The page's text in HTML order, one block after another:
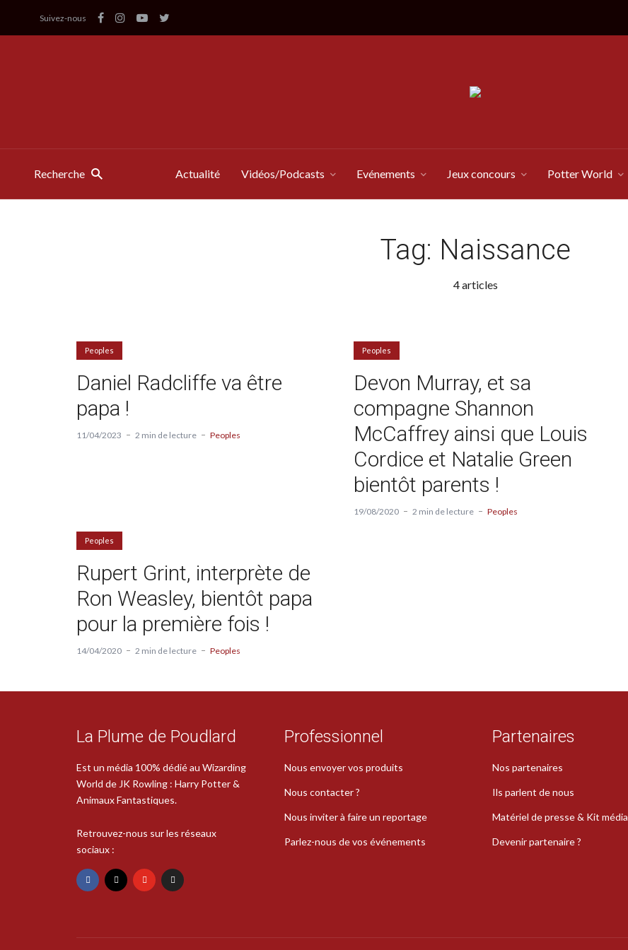
Suivez-nous
Recherche Actualité Vidéos/Podcasts Evénements Jeux concours Potter World
Tag: Naissance
4 articles
Peoples
Daniel Radcliffe va être
papa !
11/04/2023 2 min de lecture Peoples
Peoples
Devon Murray, et sa
compagne Shannon
McCaffrey ainsi que Louis
Cordice et Natalie Green
bientôt parents !
19/08/2020 2 min de lecture Peoples
Peoples
Rupert Grint, interprète de
Ron Weasley, bientôt papa
pour la première fois !
14/04/2020 2 min de lecture Peoples
La Plume de Poudlard
Est un média 100% dédié au Wizarding
World de JK Rowling : Harry Potter &
Animaux Fantastiques.
Retrouvez-nous sur les réseaux
sociaux :
Professionnel
Nous envoyer vos produits
Nous contacter ?
Nous inviter à faire un reportage
Parlez-nous de vos événements
Partenaires
Nos partenaires
Ils parlent de nous
Matériel de presse & Kit média
Devenir partenaire ?